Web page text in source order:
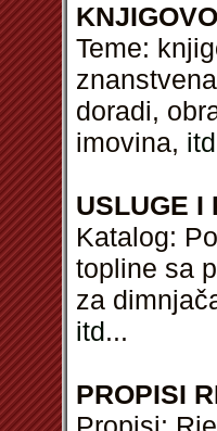
Teme:
doradi,
imovina, itd
USLUGE I
Katalog:
topline sa
za
itd...
PROPISI